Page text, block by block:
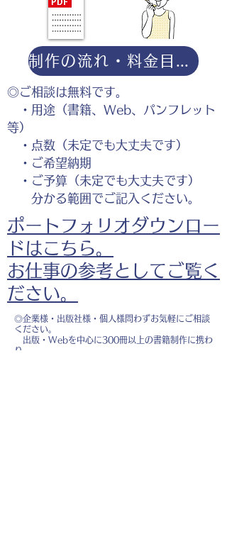
◎ご相談は無料です。
・用途（書籍、Web、パンフレット
等）
・点数（未定でも大丈夫です）
・ご希望納期
・ご予算（未定でも大丈夫です）
分かる範囲でご記入ください。
ポートフォリオダウンロー
ドはこちら。
お仕事の参考としてご覧く
ださい。
◎企業様・出版社様・個人様問わずお気軽にご相談
ください。
出版・Webを中心に300冊以上の書籍制作に携わ
り、